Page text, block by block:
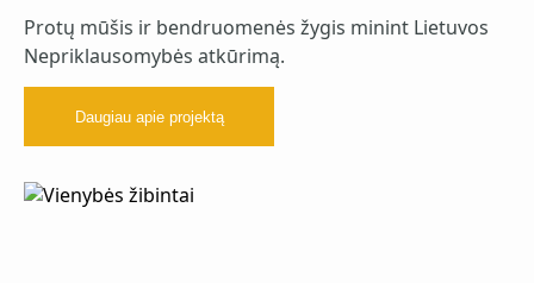
Protų mūšis ir bendruomenės žygis minint Lietuvos
Nepriklausomybės atkūrimą.
Daugiau apie projektą